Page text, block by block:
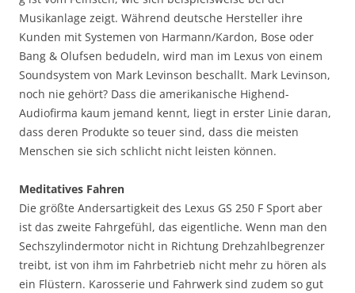
Musikanlage zeigt. Während deutsche Hersteller ihre
Kunden mit Systemen von Harmann/Kardon, Bose oder
Bang & Olufsen bedudeln, wird man im Lexus von einem
Soundsystem von Mark Levinson beschallt. Mark Levinson,
noch nie gehört? Dass die amerikanische Highend-
Audiofirma kaum jemand kennt, liegt in erster Linie daran,
dass deren Produkte so teuer sind, dass die meisten
Menschen sie sich schlicht nicht leisten können.
Meditatives Fahren
Die größte Andersartigkeit des Lexus GS 250 F Sport aber
ist das zweite Fahrgefühl, das eigentliche. Wenn man den
Sechszylindermotor nicht in Richtung Drehzahlbegrenzer
treibt, ist von ihm im Fahrbetrieb nicht mehr zu hören als
ein Flüstern. Karosserie und Fahrwerk sind zudem so gut